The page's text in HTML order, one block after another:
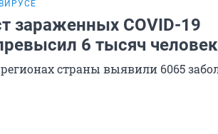
зараженных COVID-19
6 тысяч человек
страны выявили 6065